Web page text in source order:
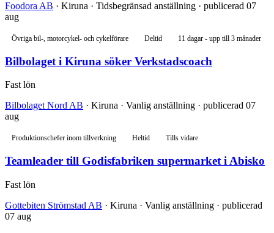
Foodora AB · Kiruna · Tidsbegränsad anställning · publicerad 07
aug
Övriga bil-, motorcykel- och cykelförare Deltid 11 dagar - upp till 3 månader
Bilbolaget i Kiruna söker Verkstadscoach
Fast lön
Bilbolaget Nord AB · Kiruna · Vanlig anställning · publicerad 07
aug
Produktionschefer inom tillverkning Heltid Tills vidare
Teamleader till Godisfabriken supermarket i Abisko
Fast lön
Gottebiten Strömstad AB · Kiruna · Vanlig anställning · publicerad
07 aug